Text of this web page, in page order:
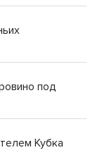
под
Кубка